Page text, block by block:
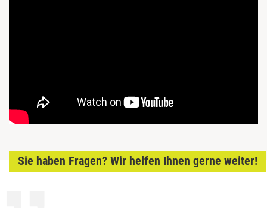
Sie haben Fragen? Wir helfen Ihnen gerne weiter!